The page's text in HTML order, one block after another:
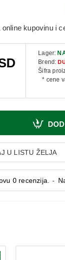
kupovinu i
0 recenzija. -
Lager:
Brend:
Šifra
* cene
U LISTU ŽELJA